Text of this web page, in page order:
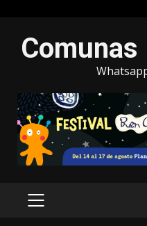
contenido
Comunas
MENÚ